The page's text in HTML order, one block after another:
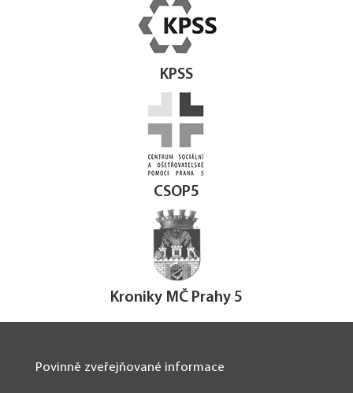
KPSS
CSOP5
Kroniky MČ Prahy 5
Povinně zveřejňované informace